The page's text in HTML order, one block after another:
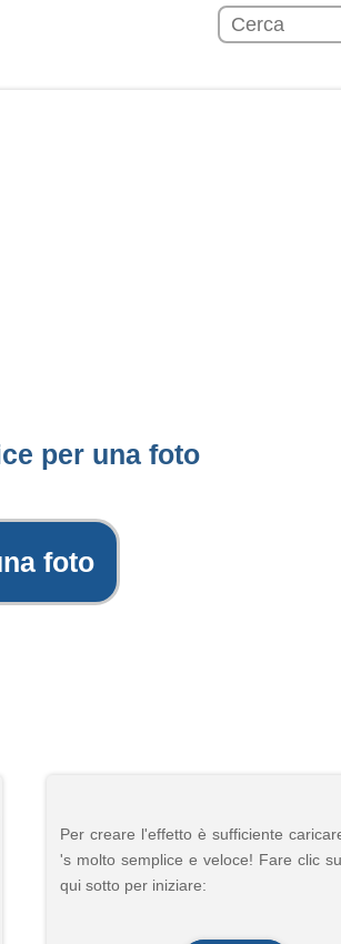
per una foto
foto
Per creare l'effetto è sufficiente
's molto semplice e veloce! Fare clic
qui sotto per iniziare: